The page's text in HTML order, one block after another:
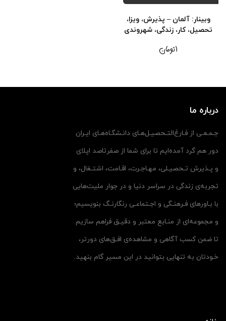
وبینار: آلمان – پذیرش، ویزا،
تحصیل، کار، زندگی، شهروندی
۱تومان
درباره ما
جـمـعـی از فـارغ‌التـحصیـل‌هـای دانـشگـاه‌هـای ایـران
دور هم گرد آمده‌ایم تا برای شما از صفرتاصد اپلای
و پـذیرش تـحصیـلی، مهـاجـرت، اقـامت، اشتـغال، و
تجربه‌ی زندگی در سراسر دنیا و در جوار ملیت‌هایی
با بـاورهای فـرهنـگی و اجـتماعـی رنگارنـگ بنویسیم؛
و مجموعه‌ای از منـابع معتبر و دقیـق فراهم سازیم
تا ضمن کسب آگاهی و مشاهده‌ی افـق‌های دورتر،
خـودتان به تنهایی بتوانید در این مسیر گام بنهید.